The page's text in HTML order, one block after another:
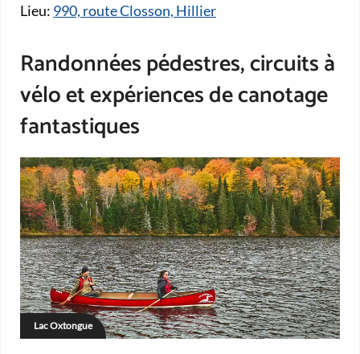
Lieu: 990, route Closson, Hillier
Randonnées pédestres, circuits à
vélo et expériences de canotage
fantastiques
Lac Oxtongue